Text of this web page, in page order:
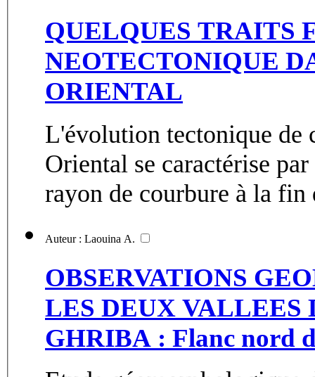
QUELQUES TRAITS
NEOTECTONIQUE
ORIENTAL
L'évolution tectonique de
Oriental se caractérise
rayon de courbure à la fin
Auteur : Laouina A.
OBSERVATIONS
LES DEUX VALLEES
GHRIBA : Flanc nord